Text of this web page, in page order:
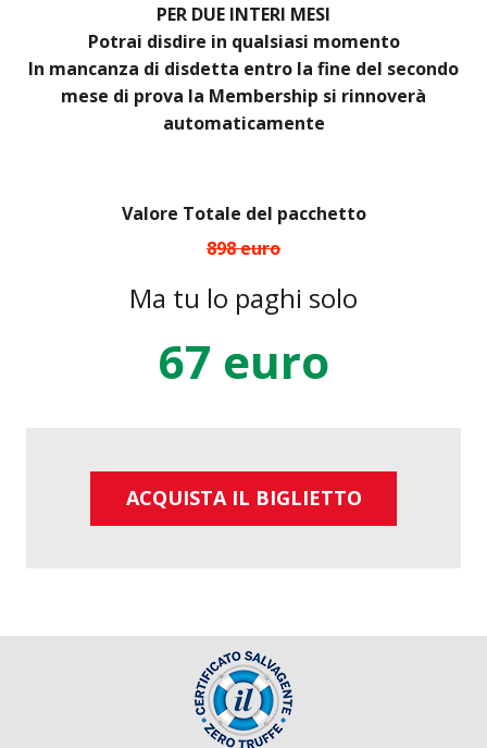
PER DUE INTERI MESI
Potrai disdire in qualsiasi momento
In mancanza di disdetta entro la fine del secondo
mese di prova la Membership si rinnoverà
automaticamente
Valore Totale del pacchetto
898 euro
Ma tu lo paghi solo
67 euro
ACQUISTA IL BIGLIETTO